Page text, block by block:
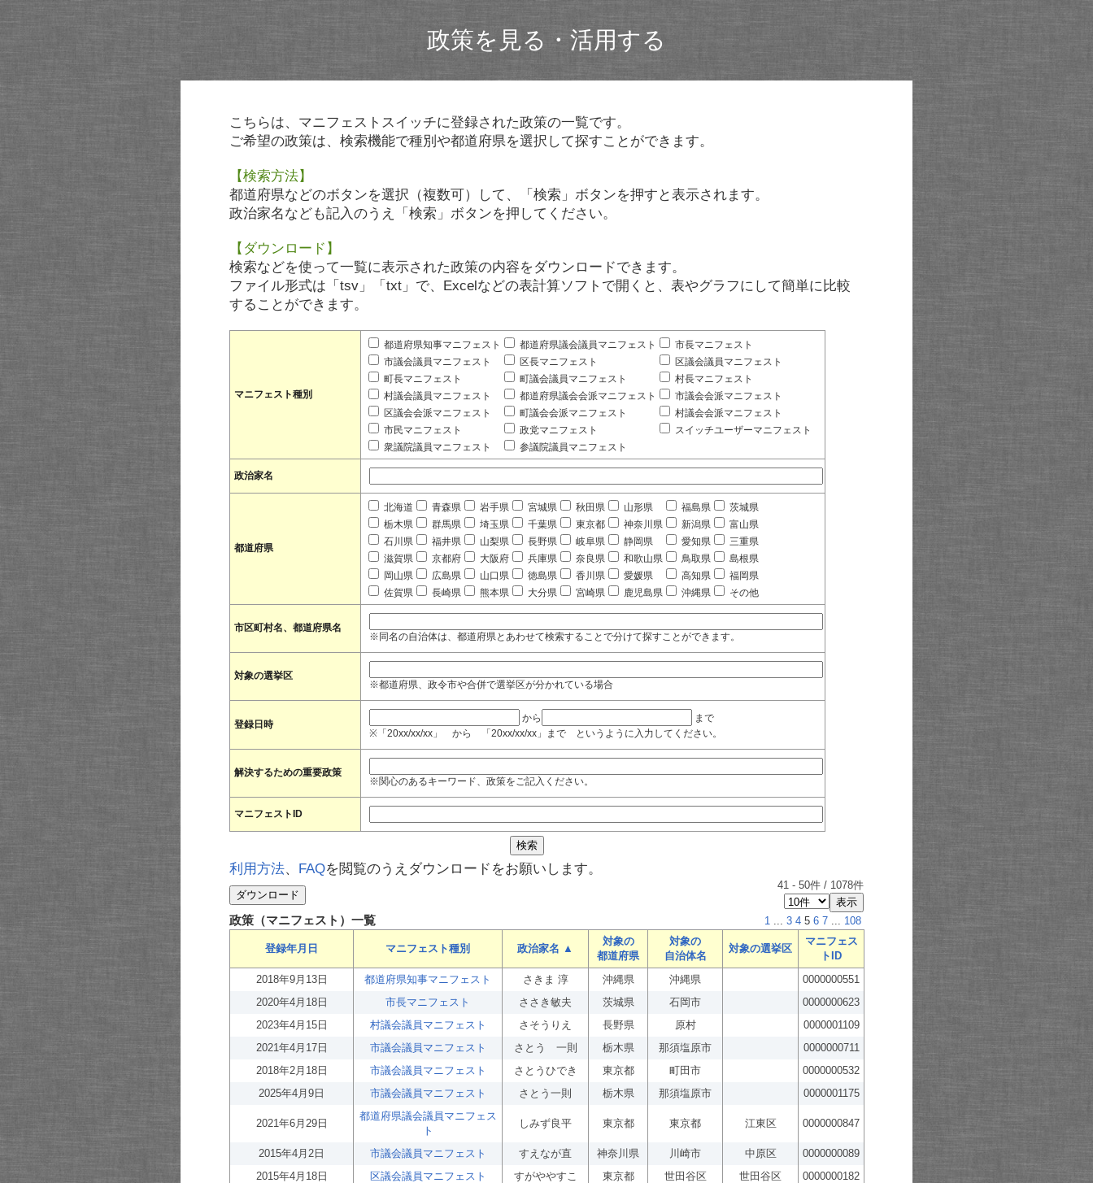
政策を見る・活用する
こちらは、マニフェストスイッチに登録された政策の一覧です。
ご希望の政策は、検索機能で種別や都道府県を選択して探すことができます。
【検索方法】
都道府県などのボタンを選択（複数可）して、「検索」ボタンを押すと表示されます。
政治家名なども記入のうえ「検索」ボタンを押してください。
【ダウンロード】
検索などを使って一覧に表示された政策の内容をダウンロードできます。
ファイル形式は「tsv」「txt」で、Excelなどの表計算ソフトで開くと、表やグラフにして簡単に比較
することができます。
マニフェスト種別
都道府県知事マニフェスト 都道府県議会議員マニフェスト
市長マニフェスト
市議会議員マニフェスト
区長マニフェスト
区議会議員マニフェスト
町長マニフェスト
町議会議員マニフェスト
村長マニフェスト
村議会議員マニフェスト
都道府県議会会派マニフェスト
市議会会派マニフェスト
区議会会派マニフェスト
町議会会派マニフェスト
村議会会派マニフェスト
市民マニフェスト
政党マニフェスト
スイッチユーザーマニフェスト
衆議院議員マニフェスト
参議院議員マニフェスト
政治家名
都道府県
北海道 青森県 岩手県 宮城県 秋田県 山形県 福島県
茨城県
栃木県
群馬県 埼玉県 千葉県 東京都 神奈川県 新潟県
富山県
石川県
福井県 山梨県 長野県 岐阜県 静岡県 愛知県
三重県
滋賀県
京都府 大阪府 兵庫県 奈良県 和歌山県 鳥取県
島根県
岡山県
広島県 山口県 徳島県 香川県 愛媛県 高知県
福岡県
佐賀県
長崎県 熊本県 大分県 宮崎県 鹿児島県 沖縄県 その他
市区町村名、都道府県名
※同名の自治体は、都道府県とあわせて検索することで分けて探すことができます。
対象の選挙区
※都道府県、政令市や合併で選挙区が分かれている場合
登録日時
から
まで
※「20xx/xx/xx」 から 「20xx/xx/xx」まで というように入力してください。
解決するための重要政策
※関心のあるキーワード、政策をご記入ください。
マニフェストID
利用方法、 FAQを閲覧のうえダウンロードをお願いします。
41 - 50件 / 1078件
政策（マニフェスト）一覧 1 ... 3 4 5 6 7 ... 108
登録年月日 マニフェスト種別 政治家名 ▲
対象の
都道府県
対象の
自治体名
対象の選挙区
マニフェス
トID
2018年9月13日
都道府県知事マニフェスト さきま 淳 沖縄県 沖縄県
0000000551
2020年4月18日
市長マニフェスト ささき敏夫 茨城県 石岡市
0000000623
2023年4月15日
村議会議員マニフェスト さそうりえ 長野県 原村
0000001109
2021年4月17日
市議会議員マニフェスト さとう 一則 栃木県 那須塩原市
0000000711
2018年2月18日
市議会議員マニフェスト さとうひでき 東京都 町田市
0000000532
2025年4月9日
市議会議員マニフェスト さとう一則 栃木県 那須塩原市 0000001175
2021年6月29日
都道府県議会議員マニフェス
ト
しみず良平 東京都 東京都 江東区 0000000847
2015年4月2日 市議会議員マニフェスト すえなが直 神奈川県 川崎市 中原区
0000000089
2015年4月18日
区議会議員マニフェスト すがややすこ 東京都 世田谷区 世田谷区
0000000182